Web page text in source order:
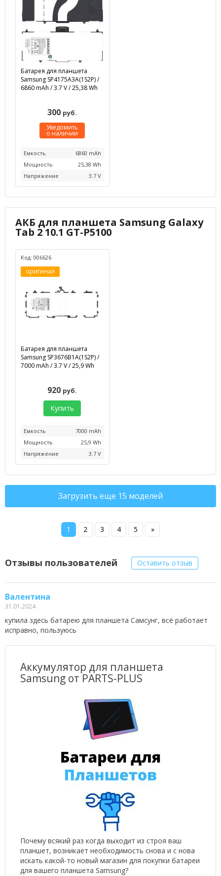
Батарея для планшета
Samsung SP4175A3A(1S2P) /
6860 mAh / 3.7 V / 25,38 Wh
300 руб.
Уведомить
о наличии
Емкость
6860 mAh
Мощность
25,38 Wh
Напряжение
3.7 V
АКБ для планшета Samsung Galaxy
Tab 2 10.1 GT-P5100
Код: 006626
оригинал
Батарея для планшета
Samsung SP3676B1A(1S2P) /
7000 mAh / 3.7 V / 25,9 Wh
920 руб.
Купить
Емкость
7000 mAh
Мощность
25,9 Wh
Напряжение
3.7 V
Загрузить еще 15 моделей
1 2 3 4 5 »
Отзывы пользователей Оставить отзыв
Валентина
31.01.2024
купила здесь батарею для планшета Самсунг, всё работает
исправно, пользуюсь
Аккумулятор для планшета
Samsung от PARTS-PLUS
Почему всякий раз когда выходит из строя ваш
планшет, возникает необходимость снова и с нова
искать какой-то новый магазин для покупки батареи
для вашего планшета Samsung?